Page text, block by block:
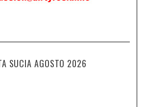
SUCIA AGOSTO 2026